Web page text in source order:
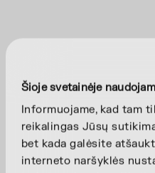
Šioje svetainėje
Informuojame, kad tam
reikalingas Jūsų
bet kada galėsite
interneto naršyklės